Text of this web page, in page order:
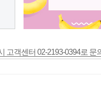
고객센터 02-2193-0394로 문